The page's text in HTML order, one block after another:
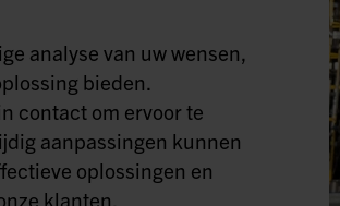
analyse van uw wensen,
bieden.
contact om ervoor te
aanpassingen kunnen
oplossingen en
klanten.